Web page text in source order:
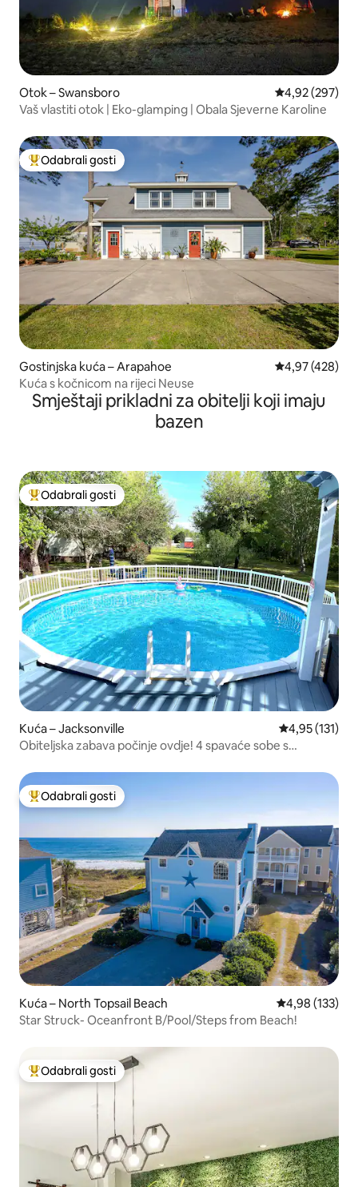
Otok – Swansboro Prosječna
4,92 (297)
Vaš vlastiti otok | Eko-glamping | Obala Sjeverne Karoline
Među najviše rangiranima s oznakom „Odabrali gosti”
Odabrali gosti
Gostinjska kuća – Arapahoe Prosječna
4,97 (428)
Kuća s kočnicom na rijeci Neuse
Smještaji prikladni za obitelji koji imaju
bazen
Među najviše rangiranima s oznakom „Odabrali gosti”
Odabrali gosti
Kuća – Jacksonville Prosječna
4,95 (131)
Obiteljska zabava počinje ovdje! 4 spavaće sobe s
Među najviše rangiranima s oznakom „Odabrali gosti”
Odabrali gosti
Kuća – North Topsail Beach Prosječna
4,98 (133)
Star Struck- Oceanfront B/Pool/Steps from Beach!
Među najviše rangiranima s oznakom „Odabrali gosti”
Odabrali gosti